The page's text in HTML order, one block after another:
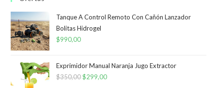
Tanque A Control Remoto Con Cañón Lanzador
Bolitas Hidrogel
$990,00
Exprimidor Manual Naranja Jugo Extractor
$350,00El
$299,00El